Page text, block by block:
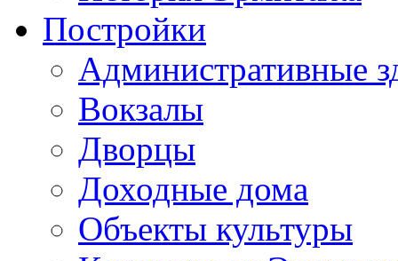
Постройки
Административные
Вокзалы
Дворцы
Доходные дома
Объекты культуры